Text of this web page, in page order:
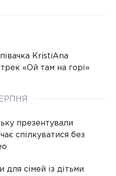
KristiAna
«Ой там на горі»
презентували
спілкуватися без
для сімей із дітьми